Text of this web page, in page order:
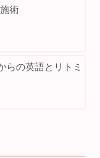
術
らの英語とリトミ